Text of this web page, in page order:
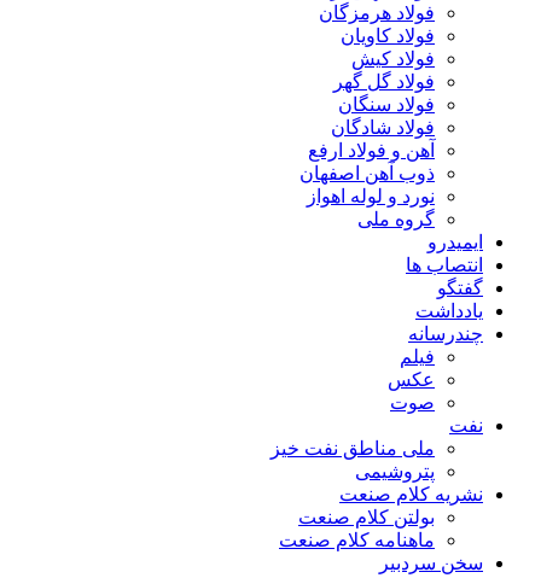
فولاد هرمزگان
فولاد کاویان
فولاد کیش
فولاد گل گهر
فولاد سنگان
فولاد شادگان
آهن و فولاد ارفع
ذوب آهن اصفهان
نورد و لوله اهواز
گروه ملی
ایمیدرو
انتصاب ها
گفتگو
یادداشت
چندرسانه
فیلم
عکس
صوت
نفت
ملی مناطق نفت خیز
پتروشیمی
نشریه کلام صنعت
بولتن کلام صنعت
ماهنامه کلام صنعت
سخن سردبیر